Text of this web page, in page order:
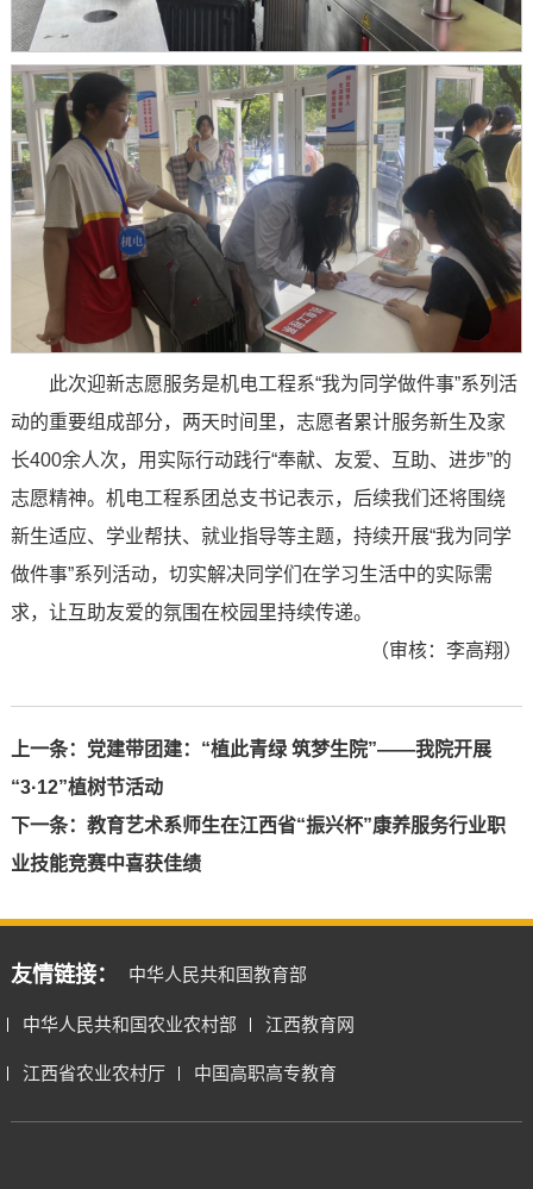
此次迎新志愿服务是机电工程系“我为同学做件事”系列活
动的重要组成部分，两天时间里，志愿者累计服务新生及家
长400余人次，用实际行动践行“奉献、友爱、互助、进步”的
志愿精神。机电工程系团总支书记表示，后续我们还将围绕
新生适应、学业帮扶、就业指导等主题，持续开展“我为同学
做件事”系列活动，切实解决同学们在学习生活中的实际需
求，让互助友爱的氛围在校园里持续传递。
（审核：李高翔）
上一条： 党建带团建：“植此青绿 筑梦生院”——我院开展
“3·12”植树节活动
下一条： 教育艺术系师生在江西省“振兴杯”康养服务行业职
业技能竞赛中喜获佳绩
友情链接： 中华人民共和国教育部
中华人民共和国农业农村部 江西教育网
江西省农业农村厅 中国高职高专教育